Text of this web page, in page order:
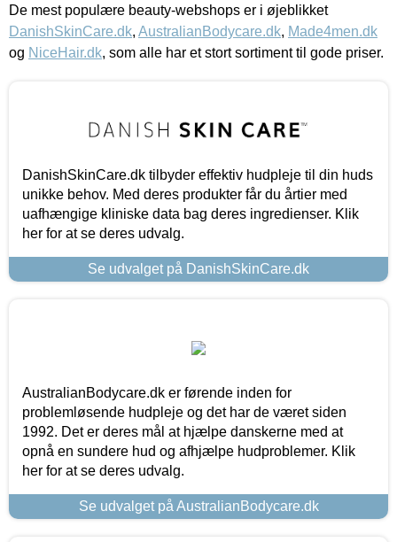
De mest populære beauty-webshops er i øjeblikket
DanishSkinCare.dk, AustralianBodycare.dk, Made4men.dk
og NiceHair.dk, som alle har et stort sortiment til gode priser.
DanishSkinCare.dk tilbyder effektiv hudpleje til din huds
unikke behov. Med deres produkter får du årtier med
uafhængige kliniske data bag deres ingredienser. Klik
her for at se deres udvalg.
Se udvalget på DanishSkinCare.dk
AustralianBodycare.dk er førende inden for
problemløsende hudpleje og det har de været siden
1992. Det er deres mål at hjælpe danskerne med at
opnå en sundere hud og afhjælpe hudproblemer. Klik
her for at se deres udvalg.
Se udvalget på AustralianBodycare.dk